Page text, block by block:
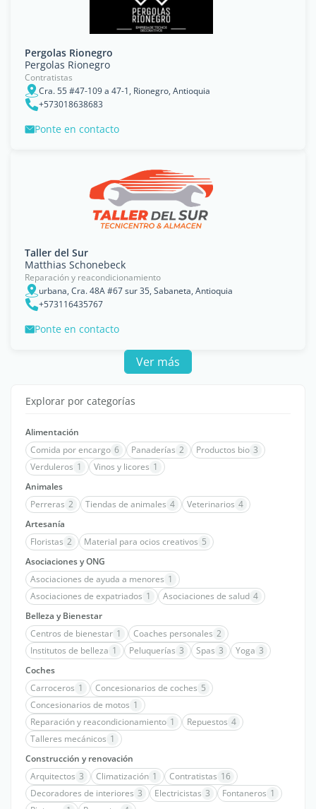
Pergolas Rionegro
Pergolas Rionegro
Contratistas
Cra. 55 #47-109 a 47-1, Rionegro, Antioquia
+573018638683
Ponte en contacto
Taller del Sur
Matthias Schonebeck
Reparación y reacondicionamiento
urbana, Cra. 48A #67 sur 35, Sabaneta, Antioquia
+573116435767
Ponte en contacto
Ver más
Explorar por categorías
Alimentación
Comida por encargo 6 Panaderías 2 Productos bio 3
Verduleros 1 Vinos y licores 1
Animales
Perreras 2 Tiendas de animales 4 Veterinarios 4
Artesanía
Floristas 2 Material para ocios creativos 5
Asociaciones y ONG
Asociaciones de ayuda a menores 1
Asociaciones de expatriados 1 Asociaciones de salud 4
Belleza y Bienestar
Centros de bienestar 1 Coaches personales 2
Institutos de belleza 1 Peluquerías 3 Spas 3 Yoga 3
Coches
Carroceros 1 Concesionarios de coches 5
Concesionarios de motos 1
Reparación y reacondicionamiento 1 Repuestos 4
Talleres mecánicos 1
Construcción y renovación
Arquitectos 3 Climatización 1 Contratistas 16
Decoradores de interiores 3 Electricistas 3 Fontaneros 1